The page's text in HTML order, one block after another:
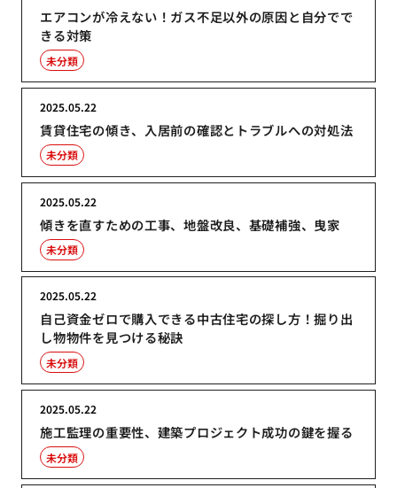
エアコンが冷えない！ガス不足以外の原因と自分でで
きる対策
未分類
賃貸住宅の傾き、入居前の確認とトラブルへの対処法
2025.05.22
未分類
傾きを直すための工事、地盤改良、基礎補強、曳家
2025.05.22
未分類
自己資金ゼロで購入できる中古住宅の探し方！掘り出
し物物件を見つける秘訣
2025.05.22
未分類
施工監理の重要性、建築プロジェクト成功の鍵を握る
2025.05.22
未分類